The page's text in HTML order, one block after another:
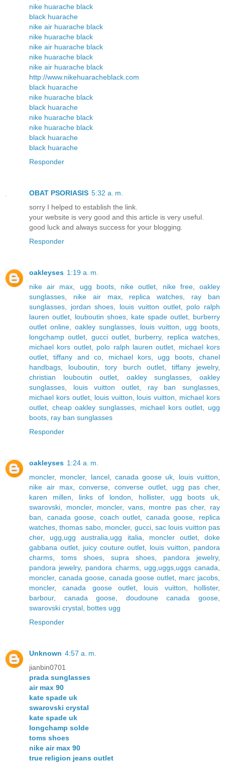
nike huarache black
black huarache
nike air huarache black
nike huarache black
nike air huarache black
nike huarache black
nike air huarache black
http://www.nikehuaracheblack.com
black huarache
nike huarache black
black huarache
nike huarache black
nike huarache black
black huarache
black huarache
Responder
OBAT PSORIASIS 5:32 a. m.
sorry I helped to establish the link.
your website is very good and this article is very useful.
good luck and always success for your blogging.
Responder
oakleyses 1:19 a. m.
nike air max
ugg boots, nike outlet nike free,oakley
sunglasses
nike air max, replica watches
ray ban
sunglasses
jordan shoes louis vuitton outlet, polo ralph
lauren outlet
louboutin shoes kate spade outlet
burberry
outlet online
oakley sunglasses louis vuitton ugg boots
longchamp outlet
gucci outlet burberry, replica watches
michael kors outlet, polo ralph lauren outlet
michael kors
outlet ,tiffany and co michael kors, ugg boots, chanel
handbags
louboutin ,tory burch outlet, tiffany jewelry,
christian louboutin outlet
oakley sunglasses ,oakley
sunglasses
louis vuitton outlet ray ban sunglasses
michael kors outlet, louis vuitton louis vuitton
michael kors
outlet
cheap oakley sunglasses michael kors outlet
ugg
boots ray ban sunglasses
Responder
oakleyses 1:24 a. m.
moncler, moncler, lancel, canada goose uk louis vuitton
nike air max,converse converse outlet, ugg pas cher,
karen millen
links of london hollister, ugg boots uk
swarovski
moncler, moncler, vans, montre pas cher, ray
ban
canada goose coach outlet canada goose
replica
watches ,thomas sabo, moncler, gucci, sac louis vuitton pas
cher, ugg,ugg australia,ugg italia moncler outlet,doke
gabbana outlet
juicy couture outlet louis vuitton
pandora
charms
toms shoes supra shoes pandora jewelry,
pandora jewelry, pandora charms, ugg,uggs,uggs canada
moncler, canada goose, canada goose outlet marc jacobs
moncler,canada goose outlet louis vuitton hollister,
barbour, canada goose doudoune canada goose
swarovski crystal bottes ugg
Responder
Unknown 4:57 a. m.
jianbin0701
prada sunglasses
air max 90
kate spade uk
swarovski crystal
kate spade uk
longchamp solde
toms shoes
nike air max 90
true religion jeans outlet